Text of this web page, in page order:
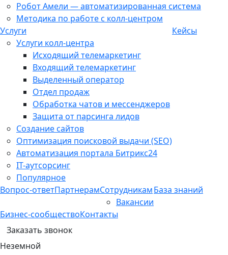
Робот Амели — автоматизированная система
Методика по работе с колл-центром
Услуги
Услуги колл-центра
Исходящий телемаркетинг
Входящий телемаркетинг
Выделенный оператор
Отдел продаж
Обработка чатов и мессенджеров
Защита от парсинга лидов
Создание сайтов
Оптимизация поисковой выдачи (SEO)
Автоматизация портала Битрикс24
IT-аутсорсинг
Популярное
Кейсы
Вопрос-ответПартнерамСотрудникам
Вакансии
База знаний
Бизнес-сообществоКонтакты
Заказать звонок
Неземной